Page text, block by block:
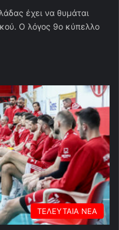
έχει να θυμάται
Ο λόγος 9ο κύπελλο
ΤΕΛΕΥΤΑΙΑ ΝΕΑ